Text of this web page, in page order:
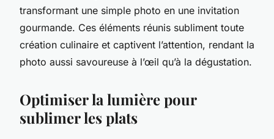
transformant une simple photo en une invitation
gourmande. Ces éléments réunis subliment toute
création culinaire et captivent l’attention, rendant la
photo aussi savoureuse à l’œil qu’à la dégustation.
Optimiser la lumière pour
sublimer les plats